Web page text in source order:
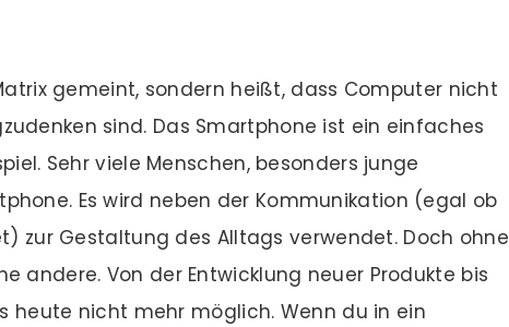
gemeint, sondern heißt, dass Computer nicht
sind. Das Smartphone ist ein einfaches
Sehr viele Menschen, besonders junge
Es wird neben der Kommunikation (egal ob
zur Gestaltung des Alltags verwendet. Doch ohne
andere. Von der Entwicklung neuer Produkte bis
heute nicht mehr möglich. Wenn du in ein